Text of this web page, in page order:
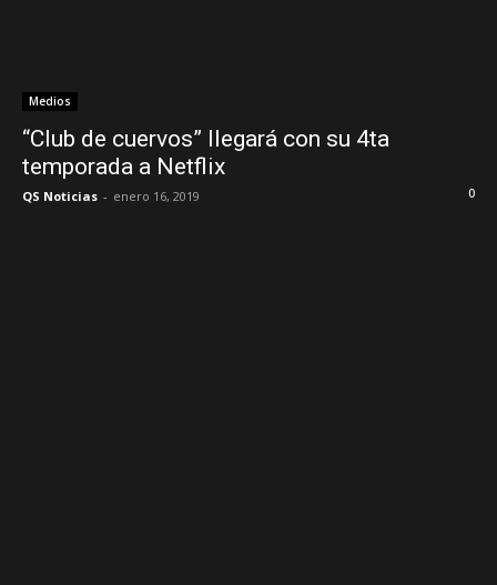
Medios
“Club de cuervos” llegará con su 4ta
temporada a Netflix
QS Noticias - enero 16, 2019 0